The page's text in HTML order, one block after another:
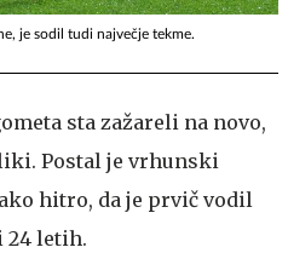
je sodil tudi največje tekme.
sta zažareli na novo,
Postal je vrhunski
hitro, da je prvič vodil
24 letih.